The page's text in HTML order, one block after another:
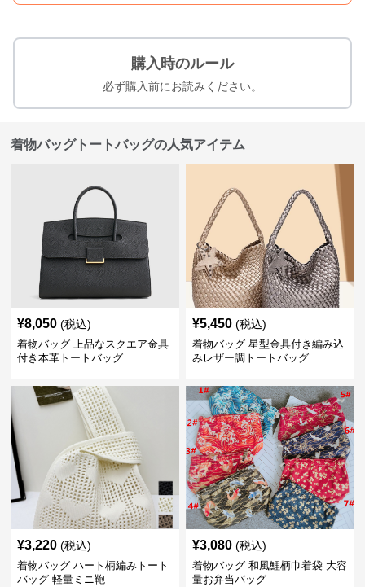
購入時のルール
必ず購入前にお読みください。
着物バッグトートバッグの人気アイテム
¥8,050 (税込)
着物バッグ 上品なスクエア金具
付き本革トートバッグ
¥5,450 (税込)
着物バッグ 星型金具付き編み込
みレザー調トートバッグ
¥3,220 (税込)
着物バッグ ハート柄編みトート
バッグ 軽量ミニ鞄
¥3,080 (税込)
着物バッグ 和風鯉柄巾着袋 大容
量お弁当バッグ